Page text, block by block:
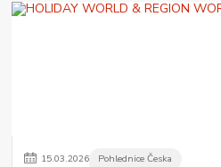
15.03.2026 Pohlednice Česka